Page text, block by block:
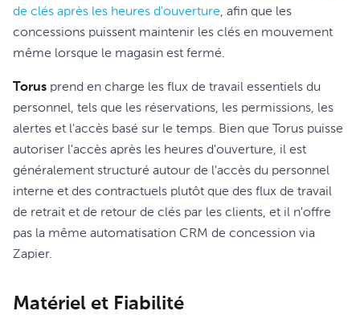
de clés après les heures d'ouverture, afin que les
concessions puissent maintenir les clés en mouvement
même lorsque le magasin est fermé.
Torus prend en charge les flux de travail essentiels du
personnel, tels que les réservations, les permissions, les
alertes et l'accès basé sur le temps. Bien que Torus puisse
autoriser l'accès après les heures d'ouverture, il est
généralement structuré autour de l'accès du personnel
interne et des contractuels plutôt que des flux de travail
de retrait et de retour de clés par les clients, et il n'offre
pas la même automatisation CRM de concession via
Zapier.
Matériel et Fiabilité